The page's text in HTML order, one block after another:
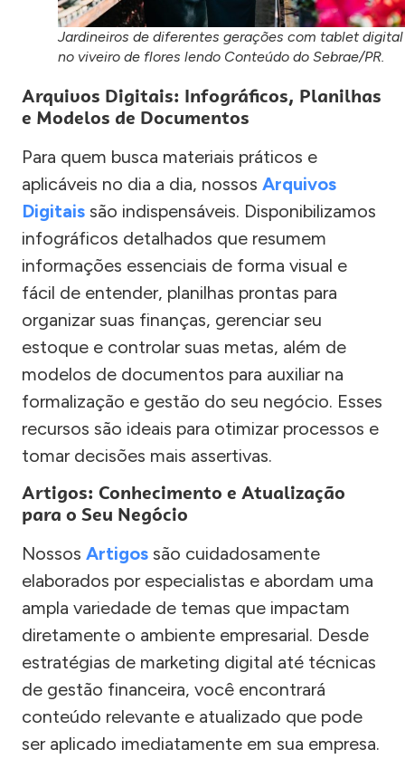
Jardineiros de diferentes gerações com tablet digital
no viveiro de flores lendo Conteúdo do Sebrae/PR.
Arquivos Digitais: Infográficos, Planilhas
e Modelos de Documentos
Para quem busca materiais práticos e
aplicáveis no dia a dia, nossos Arquivos
Digitais são indispensáveis. Disponibilizamos
infográficos detalhados que resumem
informações essenciais de forma visual e
fácil de entender, planilhas prontas para
organizar suas finanças, gerenciar seu
estoque e controlar suas metas, além de
modelos de documentos para auxiliar na
formalização e gestão do seu negócio. Esses
recursos são ideais para otimizar processos e
tomar decisões mais assertivas.
Artigos: Conhecimento e Atualização
para o Seu Negócio
Nossos Artigos são cuidadosamente
elaborados por especialistas e abordam uma
ampla variedade de temas que impactam
diretamente o ambiente empresarial. Desde
estratégias de marketing digital até técnicas
de gestão financeira, você encontrará
conteúdo relevante e atualizado que pode
ser aplicado imediatamente em sua empresa.